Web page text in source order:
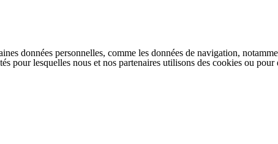
données personnelles, comme les données de navigation,
pour lesquelles nous et nos partenaires utilisons des cookies ou